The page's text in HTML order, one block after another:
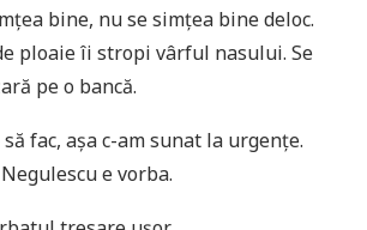
bine, nu se simțea bine deloc.
ploaie îi stropi vârful nasului. Se
pe o bancă.
fac, așa c-am sunat la urgențe.
e vorba.